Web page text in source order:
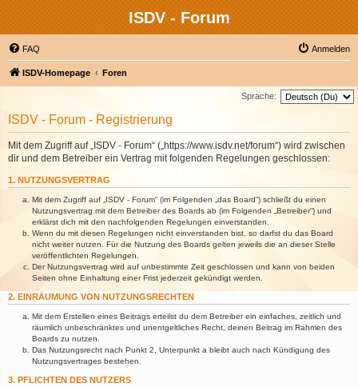
ISDV - Forum
FAQ Anmelden
ISDV-Homepage Foren
Sprache:
ISDV - Forum - Registrierung
Mit dem Zugriff auf „ISDV - Forum“ („https://www.isdv.net/forum“) wird zwischen
dir und dem Betreiber ein Vertrag mit folgenden Regelungen geschlossen:
1. NUTZUNGSVERTRAG
Mit dem Zugriff auf „ISDV - Forum“ (im Folgenden „das Board“) schließt du einen
Nutzungsvertrag mit dem Betreiber des Boards ab (im Folgenden „Betreiber“) und
erklärst dich mit den nachfolgenden Regelungen einverstanden.
Wenn du mit diesen Regelungen nicht einverstanden bist, so darfst du das Board
nicht weiter nutzen. Für die Nutzung des Boards gelten jeweils die an dieser Stelle
veröffentlichten Regelungen.
Der Nutzungsvertrag wird auf unbestimmte Zeit geschlossen und kann von beiden
Seiten ohne Einhaltung einer Frist jederzeit gekündigt werden.
2. EINRÄUMUNG VON NUTZUNGSRECHTEN
Mit dem Erstellen eines Beitrags erteilst du dem Betreiber ein einfaches, zeitlich und
räumlich unbeschränktes und unentgeltliches Recht, deinen Beitrag im Rahmen des
Boards zu nutzen.
Das Nutzungsrecht nach Punkt 2, Unterpunkt a bleibt auch nach Kündigung des
Nutzungsvertrages bestehen.
3. PFLICHTEN DES NUTZERS